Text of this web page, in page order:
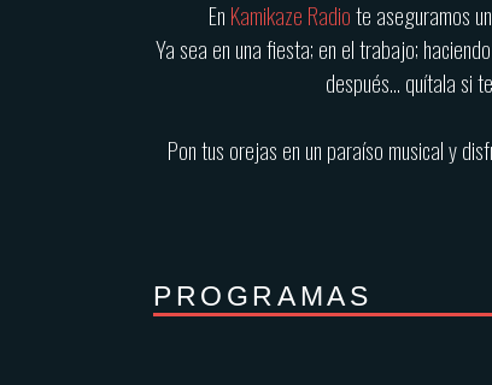
En Kamikaze Radiote aseguramos
Ya sea en una fiesta; en el trabajo;
después… quítala si
Pon tus orejas en un paraíso musical y
PROGRAMAS